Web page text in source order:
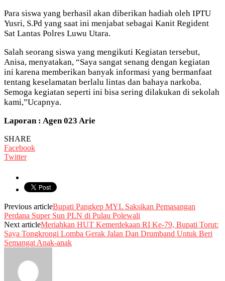
Para siswa yang berhasil akan diberikan hadiah oleh IPTU
Yusri, S.Pd yang saat ini menjabat sebagai Kanit Regident
Sat Lantas Polres Luwu Utara.
Salah seorang siswa yang mengikuti Kegiatan tersebut,
Anisa, menyatakan, “Saya sangat senang dengan kegiatan
ini karena memberikan banyak informasi yang bermanfaat
tentang keselamatan berlalu lintas dan bahaya narkoba.
Semoga kegiatan seperti ini bisa sering dilakukan di sekolah
kami,”Ucapnya.
Laporan : Agen 023 Arie
SHARE
Facebook
Twitter
Previous articleBupati Pangkep MYL Saksikan Pemasangan
Perdana Super Sun PLN di Pulau Polewali
Next articleMeriahkan HUT Kemerdekaan RI Ke-79, Bupati Torut:
Saya Tongkrongi Lomba Gerak Jalan Dan Drumband Untuk Beri
Semangat Anak-anak